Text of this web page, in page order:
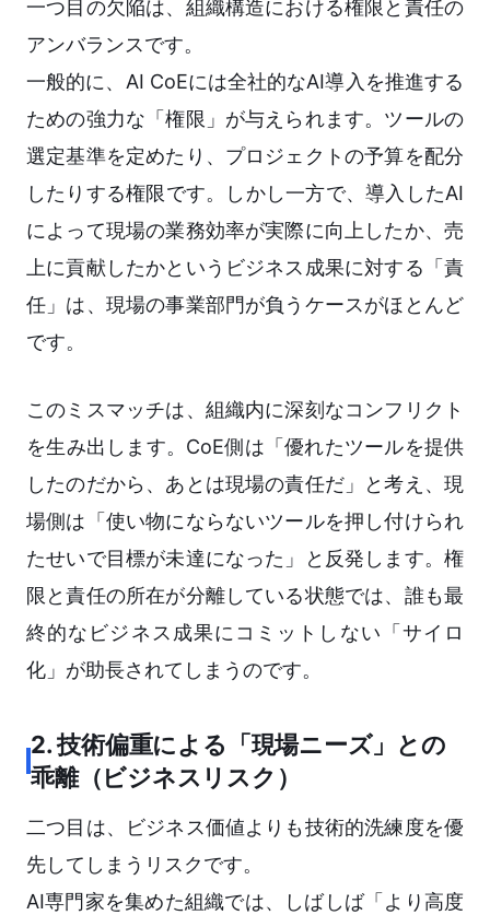
一つ目の欠陥は、組織構造における権限と責任の
アンバランスです。
一般的に、AI CoEには全社的なAI導入を推進する
ための強力な「権限」が与えられます。ツールの
選定基準を定めたり、プロジェクトの予算を配分
したりする権限です。しかし一方で、導入したAI
によって現場の業務効率が実際に向上したか、売
上に貢献したかというビジネス成果に対する「責
任」は、現場の事業部門が負うケースがほとんど
です。
このミスマッチは、組織内に深刻なコンフリクト
を生み出します。CoE側は「優れたツールを提供
したのだから、あとは現場の責任だ」と考え、現
場側は「使い物にならないツールを押し付けられ
たせいで目標が未達になった」と反発します。権
限と責任の所在が分離している状態では、誰も最
終的なビジネス成果にコミットしない「サイロ
化」が助長されてしまうのです。
2. 技術偏重による「現場ニーズ」との
乖離（ビジネスリスク）
二つ目は、ビジネス価値よりも技術的洗練度を優
先してしまうリスクです。
AI専門家を集めた組織では、しばしば「より高度